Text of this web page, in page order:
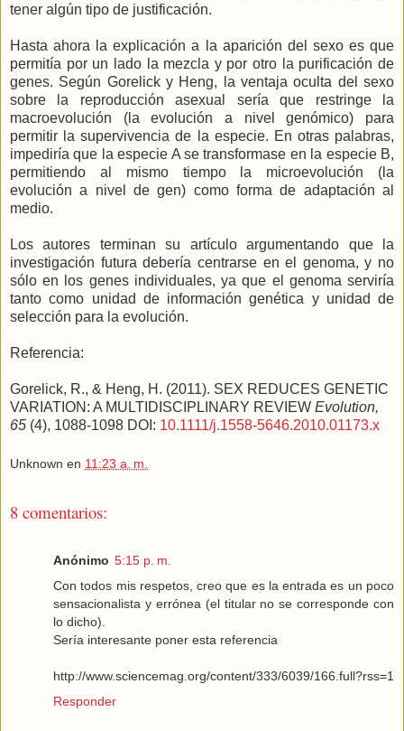
tener algún tipo de justificación.
Hasta ahora la explicación a la aparición del sexo es que
permitía por un lado la mezcla y por otro la purificación de
genes. Según Gorelick y Heng, la ventaja oculta del sexo
sobre la reproducción asexual sería que restringe la
macroevolución (la evolución a nivel genómico) para
permitir la supervivencia de la especie. En otras palabras,
impediría que la especie A se transformase en la especie B,
permitiendo al mismo tiempo la microevolución (la
evolución a nivel de gen) como forma de adaptación al
medio.
Los autores terminan su artículo argumentando que la
investigación futura debería centrarse en el genoma, y no
sólo en los genes individuales, ya que el genoma serviría
tanto como unidad de información genética y unidad de
selección para la evolución.
Referencia:
Gorelick, R., & Heng, H. (2011). SEX REDUCES GENETIC
VARIATION: A MULTIDISCIPLINARY REVIEW Evolution,
65 (4), 1088-1098 DOI: 10.1111/j.1558-5646.2010.01173.x
Unknown en 11:23 a. m.
8 comentarios:
Anónimo 5:15 p. m.
Con todos mis respetos, creo que es la entrada es un poco
sensacionalista y errónea (el titular no se corresponde con
lo dicho).
Sería interesante poner esta referencia
http://www.sciencemag.org/content/333/6039/166.full?rss=1
Responder